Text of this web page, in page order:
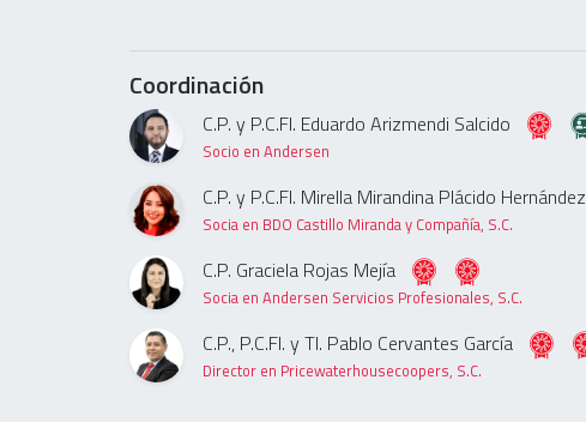
Coordinación
C.P. y P.C.FI. Eduardo Arizmendi Salcido
Socio en Andersen
C.P. y P.C.FI. Mirella Mirandina Plácido Hernández
Socia en BDO Castillo Miranda y Compañía, S.C.
C.P. Graciela Rojas Mejía
Socia en Andersen Servicios Profesionales, S.C.
C.P., P.C.FI. y TI. Pablo Cervantes García
Director en Pricewaterhousecoopers, S.C.